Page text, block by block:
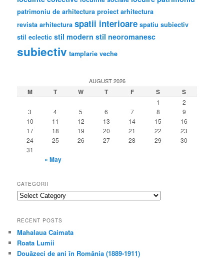
patrimoniu de arhitectura proiect arhitectura
revista arhitectura spatii interioare spatiu subiectiv
stil eclectic stil modern stil neoromanesc
subiectiv tamplarie veche
AUGUST 2026
M T W T F S S
1
2
3
4 5 6 7 8
9
10
11 12 13 14 15
16
17
18 19 20 21 22
23
24
25 26 27 28 29
30
31
« May
CATEGORII
categorii
RECENT POSTS
Mahalaua Caimata
Roata Lumii
Douăzeci de ani în România (1889-1911)